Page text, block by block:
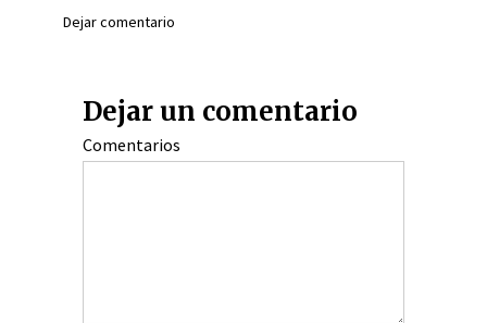
Dejar comentario
Dejar un comentario
Comentarios